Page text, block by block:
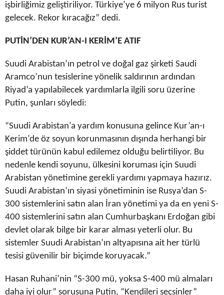
işbirliğimiz geliştiriliyor. Türkiye’ye 6 milyon Rus turist
gelecek. Rekor kıracağız” dedi.
PUTİN’DEN KUR’AN-I KERİM’E ATIF
Suudi Arabistan’ın petrol ve doğal gaz şirketi Saudi
Aramco’nun tesislerine yönelik saldırının ardından
Riyad’a yapılabilecek yardımlarla ilgili soru üzerine
Putin, şunları söyledi:
“Suudi Arabistan’a yardım konusuna gelince Kur’an-ı
Kerim’de öz soyun korunmasının dışında herhangi bir
şiddet türünün kabul edilemez olduğu belirtiliyor. Bu
nedenle kendi soyunu, ülkesini koruması için Suudi
Arabistan yönetimine gerekli yardımı yapmaya hazırız.
Suudi Arabistan’ın siyasi yönetiminin ise Rusya’dan S-
300 sistemlerini satın alan İran yönetimi ya da en yeni S-
400 sistemlerini satın alan Cumhurbaşkanı Erdoğan gibi
devlet olarak bilge bir karar alması yeterli olur. Bu
sistemler Suudi Arabistan’ın altyapısına ait her türlü
tesisi güvenilir bir biçimde koruyacak.”
Hasan Ruhani’nin “S-300 mü, yoksa S-400 mü almaları
daha iyi olur” sorusuna Putin, “Kendileri seçsinler”